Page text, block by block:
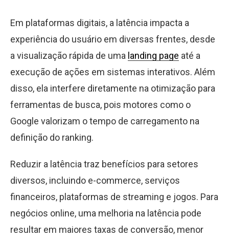
Em plataformas digitais, a latência impacta a
experiência do usuário em diversas frentes, desde
a visualização rápida de uma landing page até a
execução de ações em sistemas interativos. Além
disso, ela interfere diretamente na otimização para
ferramentas de busca, pois motores como o
Google valorizam o tempo de carregamento na
definição do ranking.
Reduzir a latência traz benefícios para setores
diversos, incluindo e-commerce, serviços
financeiros, plataformas de streaming e jogos. Para
negócios online, uma melhoria na latência pode
resultar em maiores taxas de conversão, menor